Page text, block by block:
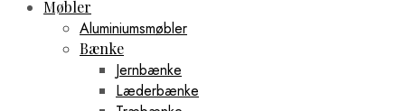
Møbler
Aluminiumsmøbler
Bænke
Jernbænke
Læderbænke